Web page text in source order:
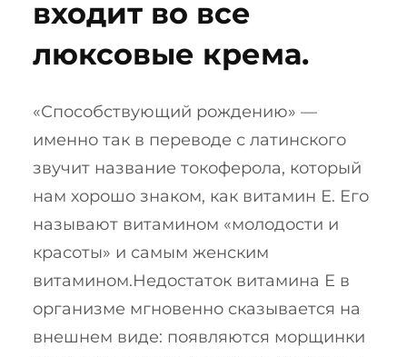
входит во все
люксовые крема.
«Способствующий рождению» —
именно так в переводе с латинского
звучит название токоферола, который
нам хорошо знаком, как витамин Е. Его
называют витамином «молодости и
красоты» и самым женским
витамином.Недостаток витамина Е в
организме мгновенно сказывается на
внешнем виде: появляются морщинки